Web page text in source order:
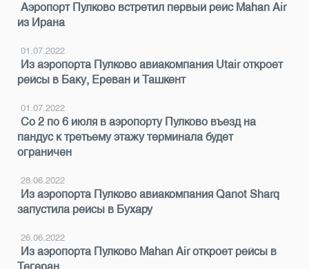
Аэропорт Пулково встретил первый рейс Mahan Air
из Ирана
01.07.2022
Из аэропорта Пулково авиакомпания Utair откроет
рейсы в Баку, Ереван и Ташкент
01.07.2022
Со 2 по 6 июля в аэропорту Пулково въезд на
пандус к третьему этажу терминала будет
ограничен
28.06.2022
Из аэропорта Пулково авиакомпания Qanot Sharq
запустила рейсы в Бухару
26.06.2022
Из аэропорта Пулково Mahan Air откроет рейсы в